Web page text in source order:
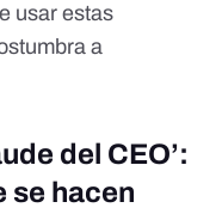
usar estas
a
del CEO’:
se hacen